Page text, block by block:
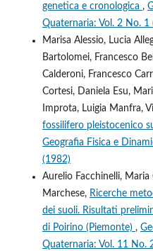
genetica e cronologica ,
Quaternaria: Vol. 2 No. 1
Marisa Alessio, Lucia
Bartolomei, Francesco
Calderoni, Francesco
Cortesi, Daniela Esu,
Improta, Luigia Manfra,
fossilifero pleistocenico
Geografia Fisica e
(1982)
Aurelio Facchinelli, Maria
Marchese, Ricerche
dei suoli. Risultati
di Poirino (Piemonte) ,
Quaternaria: Vol. 11 No.